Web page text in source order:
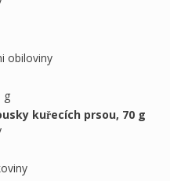
obiloviny
g
kuřecích prsou, 70 g